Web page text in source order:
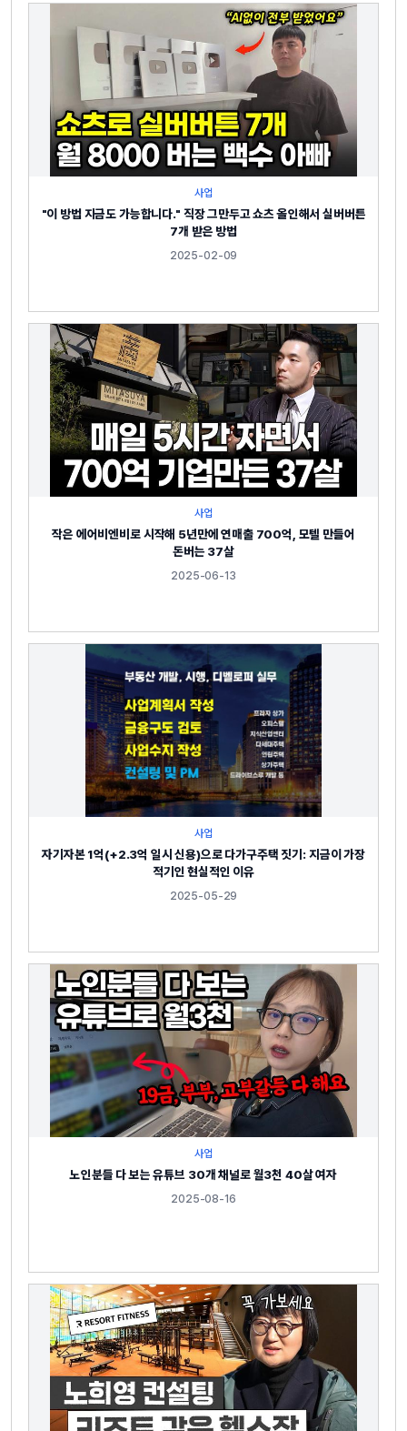
사업
"이 방법 지금도 가능합니다." 직장 그만두고 쇼츠 올인해서 실버버튼
7개 받은 방법
2025-02-09
사업
작은 에어비엔비로 시작해 5년만에 연매출 700억, 모텔 만들어
돈버는 37살
2025-06-13
사업
자기자본 1억(+2.3억 일시 신용)으로 다가구주택 짓기: 지금이 가장
적기인 현실적인 이유
2025-05-29
사업
노인분들 다 보는 유튜브 30개 채널로 월3천 40살 여자
2025-08-16